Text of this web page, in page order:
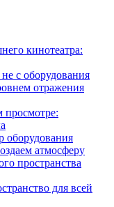
кинотеатра:
с оборудования
отражения
просмотре:
оборудования
атмосферу
пространства
для всей